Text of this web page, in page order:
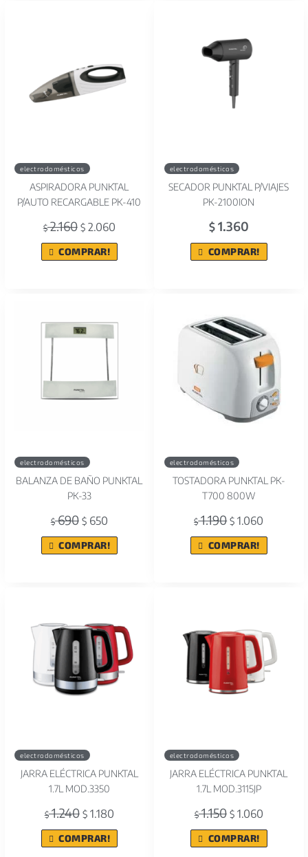
electrodomésticos
ASPIRADORA PUNKTAL
P/AUTO RECARGABLE PK-410
$2.160 $2.060
COMPRAR!
electrodomésticos
SECADOR PUNKTAL P/VIAJES
PK-2100ION
$1.360
COMPRAR!
electrodomésticos
BALANZA DE BAÑO PUNKTAL
PK-33
$690 $650
COMPRAR!
electrodomésticos
TOSTADORA PUNKTAL PK-
T700 800W
$1.190 $ 1.060
COMPRAR!
electrodomésticos
JARRA ELÉCTRICA PUNKTAL
1.7L MOD.3350
$1.240 $1.180
COMPRAR!
electrodomésticos
JARRA ELÉCTRICA PUNKTAL
1.7L MOD.3115JP
$1.150 $1.060
COMPRAR!